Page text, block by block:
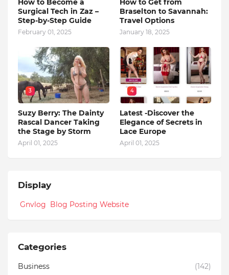
How to Become a
Surgical Tech in Zaz –
Step-by-Step Guide
February 01, 2025
How to Get from
Braselton to Savannah:
Travel Options
January 18, 2025
3
Suzy Berry: The Dainty
Rascal Dancer Taking
the Stage by Storm
April 01, 2025
4
Latest -Discover the
Elegance of Secrets in
Lace Europe
April 01, 2025
Display
Gnvlog Blog Posting Website
Categories
Business (142)